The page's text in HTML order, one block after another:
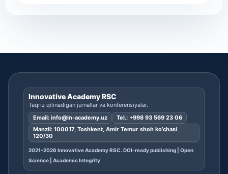
Innovative Academy RSC
Taqriz qilinadigan jurnallar va konferensiyalar.
Email: info@in-academy.uz Tel.: +998 93 569 23 06
Manzil: 100017, Toshkent, Amir Temur shoh ko’chasi
120/30
2021-2026 Innovative Academy RSC. DOI-ready publishing | Open
Science | Academic Integrity